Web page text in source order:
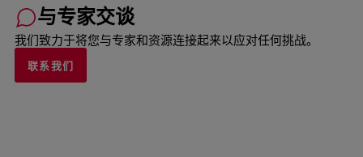
与专家交谈
我们致力于将您与专家和资源连接起来以应对任何挑战。
联系我们